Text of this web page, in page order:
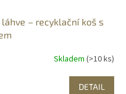
láhve – recyklační koš s
Skladem (>10 ks)
DETAIL